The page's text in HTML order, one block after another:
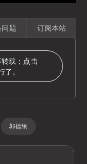
问题 订阅本站
载；点击
。
郭德纲